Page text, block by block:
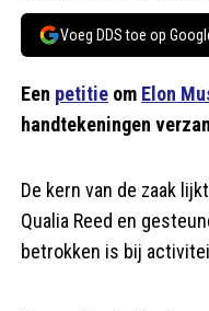
Voeg DDS toe op
Een petitie om Elon
handtekeningen
De kern van de zaak
Qualia Reed en
betrokken is bij